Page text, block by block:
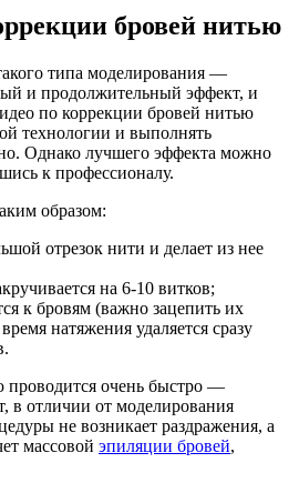
бровей нитью
типа моделирования —
и продолжительный эффект, и
по коррекции бровей нитью
технологии и выполнять
Однако лучшего эффекта можно
к профессионалу.
образом:
отрезок нити и делает из нее
на 6-10 витков;
к бровям (важно зацепить их
натяжения удаляется сразу
проводится очень быстро —
в отличии от моделирования
не возникает раздражения, а
массовой эпиляции бровей,